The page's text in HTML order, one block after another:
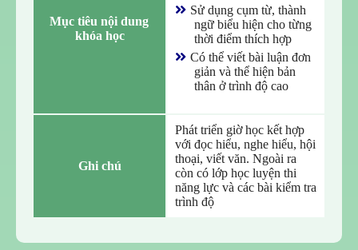
Mục tiêu nội dung
khóa học
Sử dụng cụm từ, thành
ngữ biểu hiện cho từng
thời điểm thích hợp
Có thể viết bài luận đơn
giản và thể hiện bản
thân ở trình độ cao
Ghi chú
Phát triển giờ học kết hợp
với đọc hiểu, nghe hiểu, hội
thoại, viết văn. Ngoài ra
còn có lớp học luyện thi
năng lực và các bài kiểm tra
trình độ